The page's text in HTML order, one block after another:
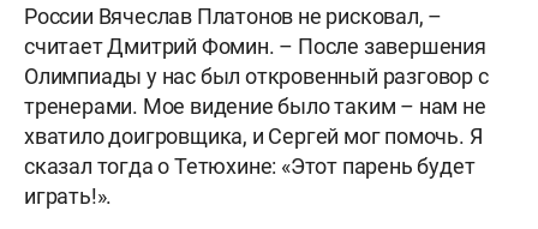
России Вячеслав Платонов не рисковал, –
считает Дмитрий Фомин. – После завершения
Олимпиады у нас был откровенный разговор с
тренерами. Мое видение было таким – нам не
хватило доигровщика, и Сергей мог помочь. Я
сказал тогда о Тетюхине: «Этот парень будет
играть!».